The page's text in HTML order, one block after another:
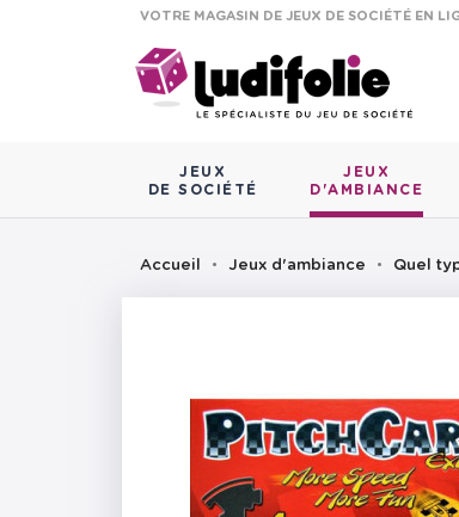
VOTRE MAGASIN DE JEUX DE SOCIÉTÉ EN
JEUX
DE SOCIÉTÉ
JEUX
D'AMBIANCE
Accueil Jeux d'ambiance Quel